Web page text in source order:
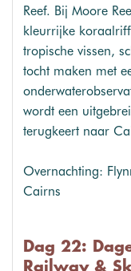
Reef. Bij Moore
kleurrijke
tropische vissen,
tocht maken met
wordt een
terugkeert naar
Overnachting:
Cairns
Dag 22: